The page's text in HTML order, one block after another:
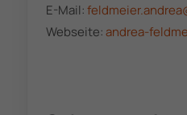
E-Mail:
Webseite:andrea-